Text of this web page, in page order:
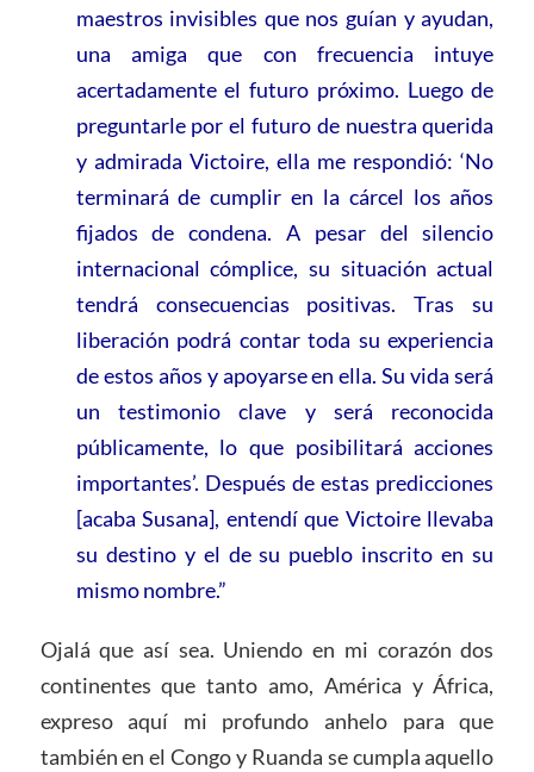
maestros invisibles que nos guían y ayudan,
una amiga que con frecuencia intuye
acertadamente el futuro próximo. Luego de
preguntarle por el futuro de nuestra querida
y admirada Victoire, ella me respondió: ‘No
terminará de cumplir en la cárcel los años
fijados de condena. A pesar del silencio
internacional cómplice, su situación actual
tendrá consecuencias positivas. Tras su
liberación podrá contar toda su experiencia
de estos años y apoyarse en ella. Su vida será
un testimonio clave y será reconocida
públicamente, lo que posibilitará acciones
importantes’. Después de estas predicciones
[acaba Susana], entendí que Victoire llevaba
su destino y el de su pueblo inscrito en su
mismo nombre.”
Ojalá que así sea. Uniendo en mi corazón dos
continentes que tanto amo, América y África,
expreso aquí mi profundo anhelo para que
también en el Congo y Ruanda se cumpla aquello